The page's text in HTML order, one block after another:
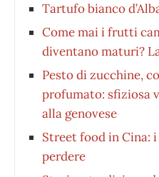
Tartufo bianco
Come mai i frutti
diventano maturi?
Pesto di zucchine,
profumato: sfiziosa
alla genovese
Street food in Cina:
perdere